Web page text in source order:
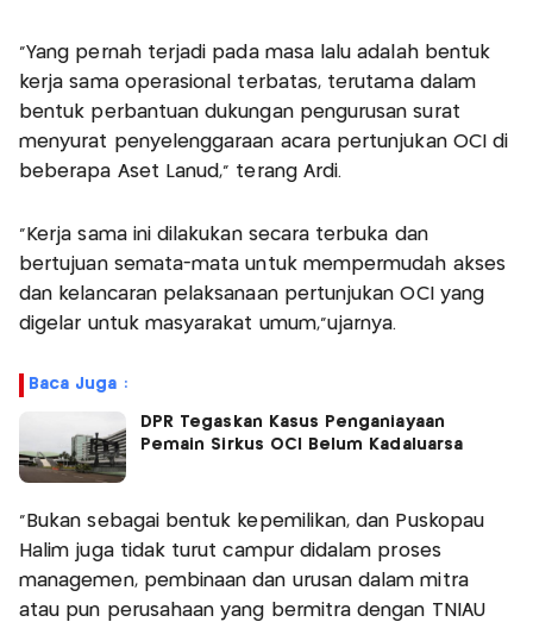
"Yang pernah terjadi pada masa lalu adalah bentuk
kerja sama operasional terbatas, terutama dalam
bentuk perbantuan dukungan pengurusan surat
menyurat penyelenggaraan acara pertunjukan OCI di
beberapa Aset Lanud," terang Ardi.
"Kerja sama ini dilakukan secara terbuka dan
bertujuan semata-mata untuk mempermudah akses
dan kelancaran pelaksanaan pertunjukan OCI yang
digelar untuk masyarakat umum,”ujarnya.
Baca Juga :
DPR Tegaskan Kasus Penganiayaan
Pemain Sirkus OCI Belum Kadaluarsa
“Bukan sebagai bentuk kepemilikan, dan Puskopau
Halim juga tidak turut campur didalam proses
managemen, pembinaan dan urusan dalam mitra
atau pun perusahaan yang bermitra dengan TNIAU